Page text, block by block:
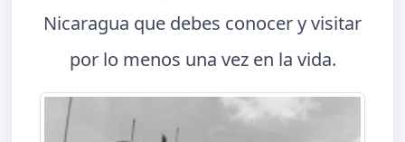
Nicaragua que debes conocer y visitar
por lo menos una vez en la vida.